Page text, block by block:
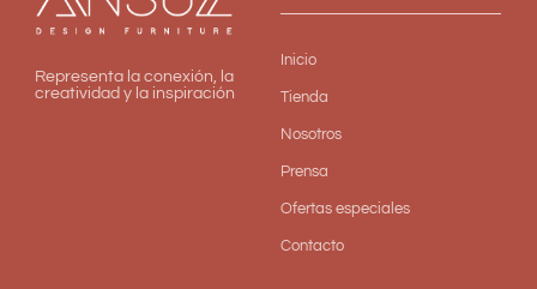
Representa la conexión, la
creatividad y la inspiración
Inicio
Tienda
Nosotros
Prensa
Ofertas especiales
Contacto